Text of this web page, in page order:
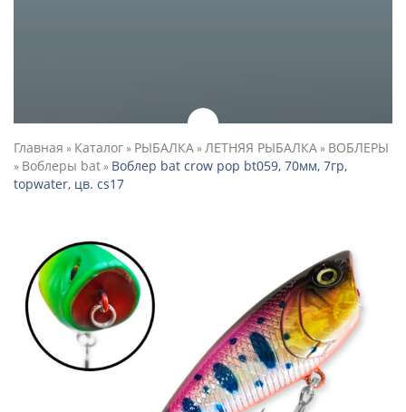
Главная » Каталог» РЫБАЛКА»ЛЕТНЯЯ РЫБАЛКА» ВОБЛЕРЫ
» Воблеры bat» Воблер bat crow pop bt059, 70мм, 7гр,
topwater, цв. cs17